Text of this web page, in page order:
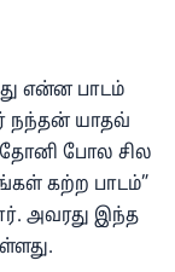
என்ன பாடம்
நந்தன் யாதவ்
தோனி போல சில
கற்ற பாடம்”
அவரது இந்த